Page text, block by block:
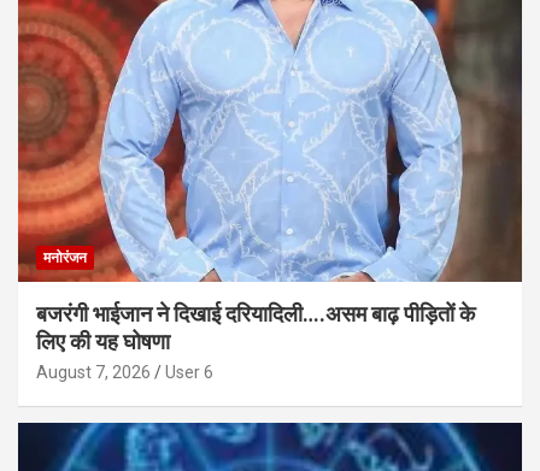
मनोरंजन
बजरंगी भाईजान ने दिखाई दरियादिली….असम बाढ़ पीड़ितों के
लिए की यह घोषणा
August 7, 2026 User 6